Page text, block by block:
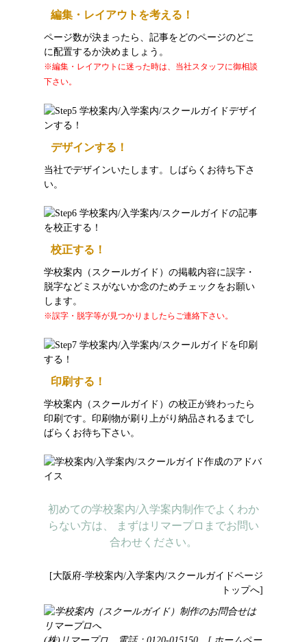
編集・レイアウトを考える！
ページ数が決まったら、記事をどのページのどこ
に配置するか決めましょう。
※編集・レイアウトに迷った時は、当社スタッフに御相談
下さい。
デザインする！
当社でデザインいたします。しばらくお待ち下さ
い。
校正する！
学校案内（スクールガイド）の掲載内容に誤字・
脱字などミスがないか念のためチェックをお願い
します。
※誤字・脱字等が見つかりましたらご連絡下さい。
印刷する！
学校案内（スクールガイド）の校正が終わったら
印刷です。印刷物が刷り上がり納品されるまでし
ばらくお待ち下さい。
初めての学校案内/入学案内制作でよくわか
らない方は、 まずはリマープロまでお問い
合わせください。
[大阪府-学校案内/入学案内/スクールガイドページ
トップへ]